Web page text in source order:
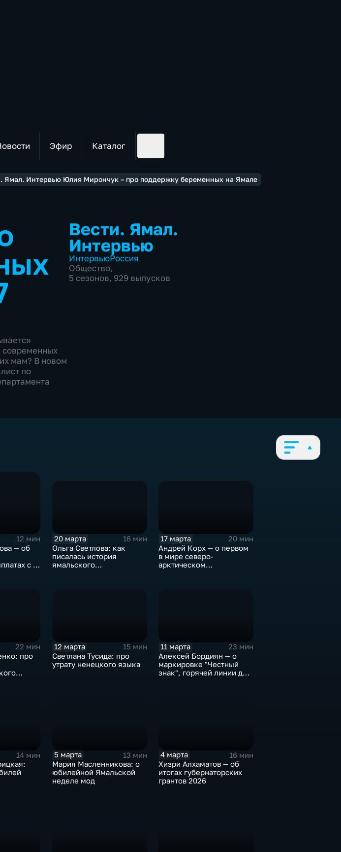
Эфир Каталог
Ямал. Интервью Юлия Мирончук – про поддержку беременных на Ямале
мам? В новом
по
Вести. Ямал.
Интервью
ИнтервьюРоссия
Общество,
5 сезонов, 929 выпусков
12 мин
— об
с 1
20 марта
16 мин
Ольга Светлова: как
писалась история
ямальского
17 марта
20 мин
Андрей Корх — о первом
в мире северо-
арктическом
22 мин
про
12 марта
15 мин
Светлана Тусида: про
утрату ненецкого языка
11 марта
23 мин
Алексей Бордиян — о
маркировке "Честный
знак", горячей линии для
14 мин
5 марта
13 мин
Мария Масленникова: о
юбилейной Ямальской
неделе мод
4 марта
16 мин
Хизри Алхаматов — об
итогах губернаторских
грантов 2026